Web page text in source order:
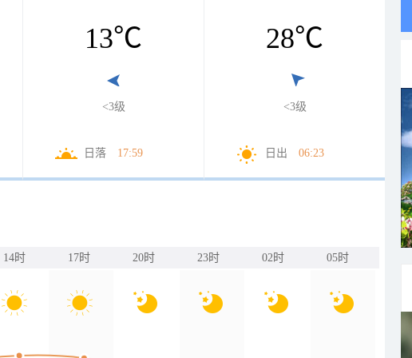
13℃
<3级
日落 17:59
28℃
<3级
日出 06:23
14时 17时 20时 23时 02时 05时